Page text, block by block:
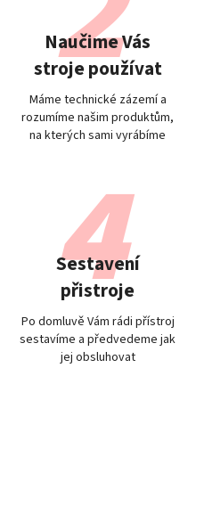
Naučime Vás
stroje používat
Máme technické zázemí a
rozumíme našim produktům,
na kterých sami vyrábíme
Sestavení
přistroje
Po domluvě Vám rádi přístroj
sestavíme a předvedeme jak
jej obsluhovat